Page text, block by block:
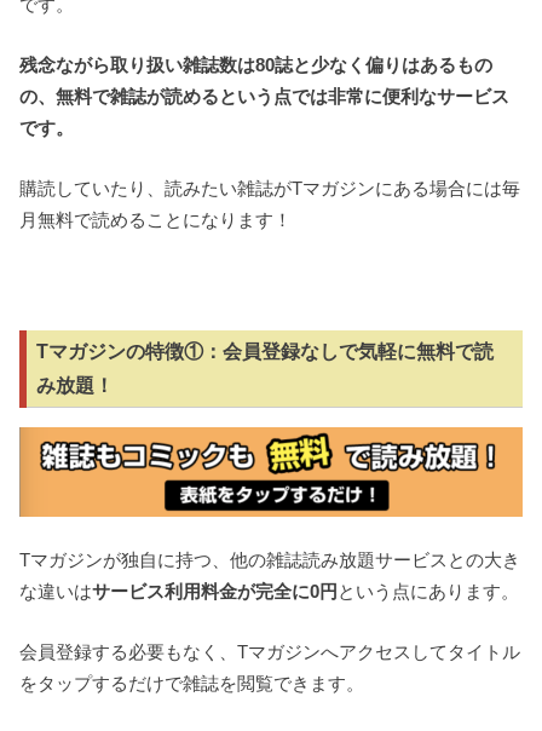
残念ながら取り扱い雑誌数は80誌と少なく偏りはあるもの
の、無料で雑誌が読めるという点では非常に便利なサービス
です。
購読していたり、読みたい雑誌がTマガジンにある場合には毎
月無料で読めることになります！
Tマガジンの特徴①：会員登録なしで気軽に無料で読
み放題！
Tマガジンが独自に持つ、他の雑誌読み放題サービスとの大き
な違いはサービス利用料金が完全に0円 という点にあります。
会員登録する必要もなく、Tマガジンへアクセスしてタイトル
をタップするだけで雑誌を閲覧できます。